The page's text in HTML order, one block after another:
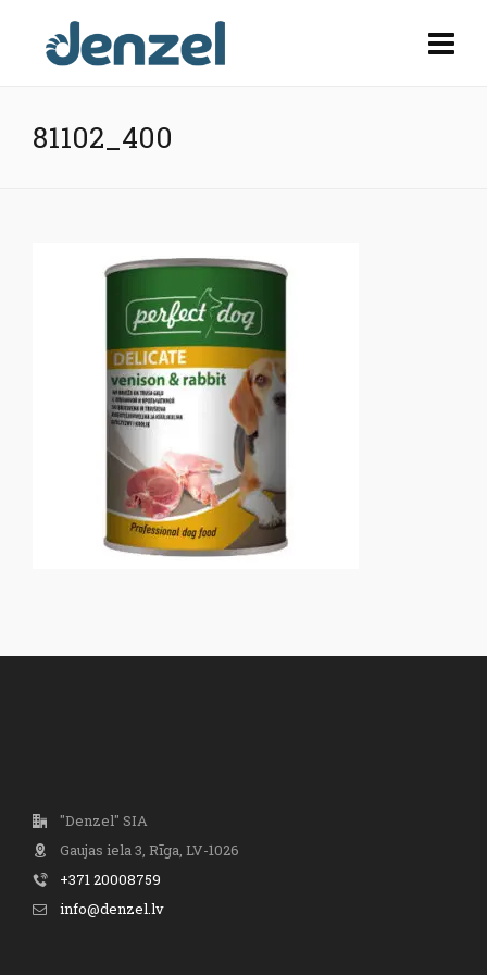
81102_400
"Denzel" SIA
Gaujas iela 3, Rīga, LV-1026
+371 20008759
info@denzel.lv